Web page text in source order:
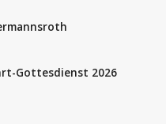
Gottesdienst 2026